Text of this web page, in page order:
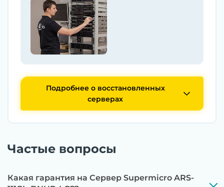
Подробнее о восстановленных
серверах
Частые вопросы
Какая гарантия на Сервер Supermicro ARS-